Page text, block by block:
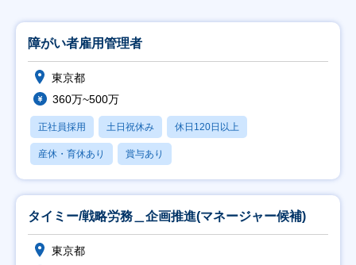
障がい者雇用管理者
東京都
360万~500万
正社員採用 土日祝休み 休日120日以上
産休・育休あり 賞与あり
タイミー/戦略労務＿企画推進(マネージャー候補)
東京都